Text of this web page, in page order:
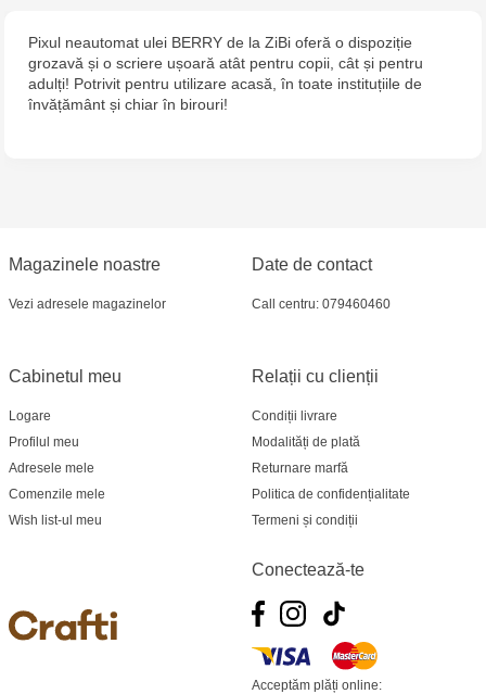
Crafti Buiucani - str. Alba Iulia, 77/18
Crafti Ciocana - str. Alecu Russo, 61/6
Multistore Poșta Veche - str. Socoleni, 7
Crafti Comrat - str Pobeda,48
Crafti Centru - bd. Ștefan cel Mare și Sfânt,
Crafti Ciocana - bd. Mircea cel Bătrân,17/3
Crafti Buiucani - str. Ion Creangă, 68/1
Crafti Ciocana- Port Mall, etajul 3
Crafti Căușeni- str. Mihai Eminescu, 6
Pixul neautomat ulei BERRY de la ZiBi oferă o dispoziție
grozavă și o scriere ușoară atât pentru copii, cât și pentru
adulți! Potrivit pentru utilizare acasă, în toate instituțiile de
învățământ și chiar în birouri!
Magazinele noastre
Vezi adresele magazinelor
Relații cu clienții
Condiții livrare
Modalități de plată
Returnare marfă
Politica de confidențialitate
Termeni și condiții
Cabinetul meu
Logare
Profilul meu
Adresele mele
Comenzile mele
Wish list-ul meu
Date de contact
Call centru: 079460460
Conectează-te
Acceptăm plăți online: